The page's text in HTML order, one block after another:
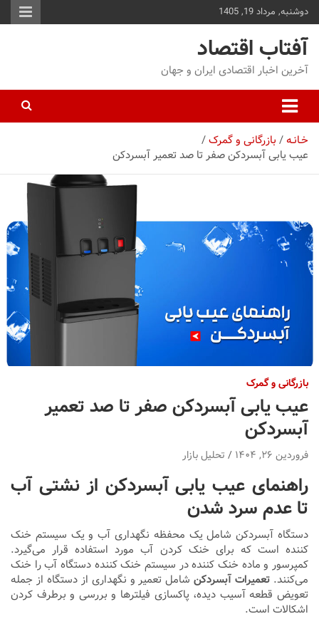
دوشنبه, مرداد 19, 1405
آفتاب اقتصاد
آخرین اخبار اقتصادی ایران و جهان
خـانـه بازرگانی و گمرک
عیب یابی آبسردکن صفر تا صد تعمیر آبسردکن
بازرگانی و گمرک
عیب یابی آبسردکن صفر تا صد تعمیر
آبسردکن
فروردین ۲۶, ۱۴۰۴ تحلیل بازار
راهنمای عیب یابی آبسردکن از نشتی آب
تا عدم سرد شدن
دستگاه آبسردکن شامل یک محفظه نگهداری آب و یک سیستم خنک
کننده است که برای خنک کردن آب مورد استفاده قرار می‌گیرد.
کمپرسور و ماده خنک کننده در سیستم خنک کننده دستگاه آب را خنک
می‌کنند.تعمیرات آبسردکنشامل تعمیر و نگهداری از دستگاه از جمله
تعویض قطعه آسیب دیده، پاکسازی فیلترها و بررسی و برطرف کردن
اشکالات است.